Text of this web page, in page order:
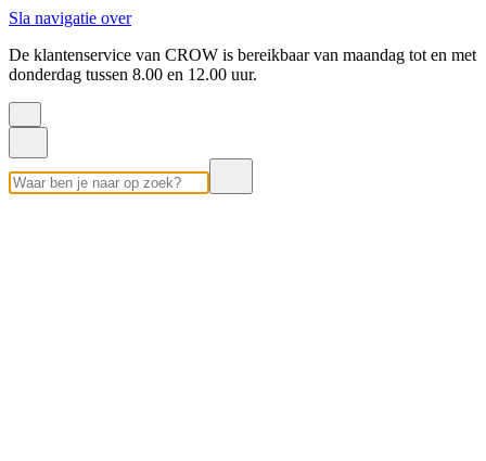
Sla navigatie over
De klantenservice van CROW is bereikbaar van maandag tot en met
donderdag tussen 8.00 en 12.00 uur.